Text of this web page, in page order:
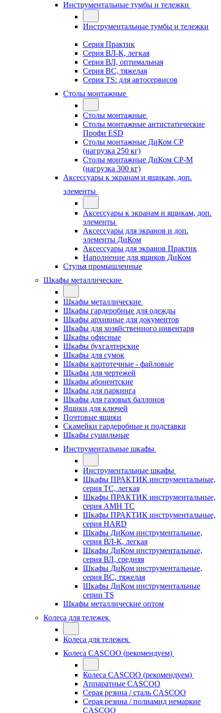
Инструментальные тумбы и тележки
Инструментальные тумбы и тележки
Серия Практик
Серия ВЛ-К, легкая
Серия ВЛ, оптимальная
Серия ВС, тяжелая
Серия TS: для автосервисов
Столы монтажные
Столы монтажные
Столы монтажные антистатические
Профи ESD
Столы монтажные ДиКом СР
(нагрузка 250 кг)
Столы монтажные ДиКом СР-М
(нагрузка 300 кг)
Аксессуары к экранам и ящикам, доп.
элементы
Аксессуары к экранам и ящикам, доп.
элементы
Аксессуары для экранов и доп.
элементы ДиКом
Аксессуары для экранов Практик
Наполнение для ящиков ДиКом
Стулья промышленные
Шкафы металлические
Шкафы металлические
Шкафы гардеробные для одежды
Шкафы архивные для документов
Шкафы для хозяйственного инвентаря
Шкафы офисные
Шкафы бухгалтерские
Шкафы для сумок
Шкафы картотечные - файловые
Шкафы для чертежей
Шкафы абонентские
Шкафы для паркинга
Шкафы для газовых баллонов
Ящики для ключей
Почтовые ящики
Скамейки гардеробные и подставки
Шкафы сушильные
Инструментальные шкафы
Инструментальные шкафы
Шкафы ПРАКТИК инструментальные,
серия ТC, легкая
Шкафы ПРАКТИК инструментальные,
серия AMH TC
Шкафы ПРАКТИК инструментальные,
серия HARD
Шкафы ДиКом инструментальные,
cерия ВЛ-К, легкая
Шкафы ДиКом инструментальные,
серия ВЛ, средняя
Шкафы ДиКом инструментальные,
серия ВС, тяжелая
Шкафы ДиКом инструментальные
серии TS
Шкафы металлические оптом
Колеса для тележек
Колеса для тележек
Колеса CASCOO (рекомендуем)
Колеса CASCOO (рекомендуем)
Аппаратные CASCOO
Серая резина / сталь CASCOO
Серая резина / полиамид немаркие
CASCOO